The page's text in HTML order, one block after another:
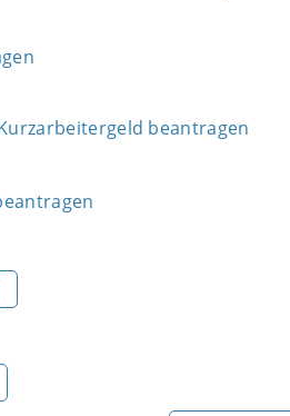
beantragen